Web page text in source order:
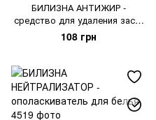
БИЛИЗНА АНТИЖИР -
средство для удаления заст.
жира
108 грн